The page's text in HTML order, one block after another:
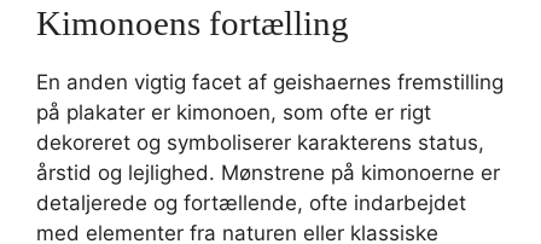
Kimonoens fortælling
En anden vigtig facet af geishaernes fremstilling
på plakater er kimonoen, som ofte er rigt
dekoreret og symboliserer karakterens status,
årstid og lejlighed. Mønstrene på kimonoerne er
detaljerede og fortællende, ofte indarbejdet
med elementer fra naturen eller klassiske